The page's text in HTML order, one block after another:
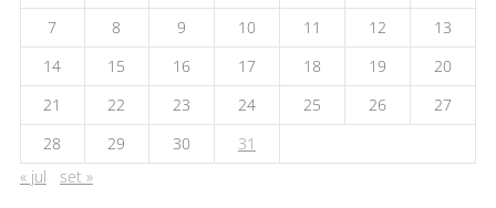
7
8 9 10 11 12
13
14
15 16 17 18 19
20
21
22 23 24 25 26
27
28
29 30
31
« jul
set »